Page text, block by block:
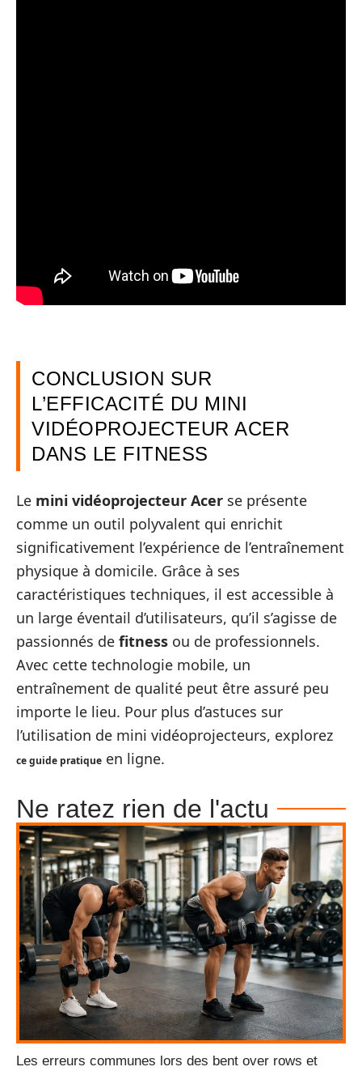
CONCLUSION SUR
L’EFFICACITÉ DU MINI
VIDÉOPROJECTEUR ACER
DANS LE FITNESS
Le mini vidéoprojecteur Acer se présente
comme un outil polyvalent qui enrichit
significativement l’expérience de l’entraînement
physique à domicile. Grâce à ses
caractéristiques techniques, il est accessible à
un large éventail d’utilisateurs, qu’il s’agisse de
passionnés de fitness ou de professionnels.
Avec cette technologie mobile, un
entraînement de qualité peut être assuré peu
importe le lieu. Pour plus d’astuces sur
l’utilisation de mini vidéoprojecteurs, explorez
ce guide pratique en ligne.
Ne ratez rien de l'actu
Les erreurs communes lors des bent over rows et